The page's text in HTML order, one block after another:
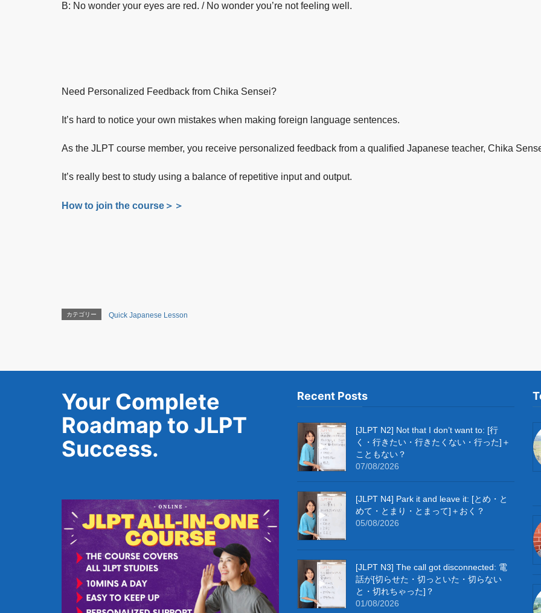
B: No wonder your eyes are red. / No wonder you’re not feeling well.
Need Personalized Feedback from Chika Sensei?
It’s hard to notice your own mistakes when making foreign language sentences.
As the JLPT course member, you receive personalized feedback from a qualified Japanese teacher, Chika
It’s really best to study using a balance of repetitive input and output.
How to join the course＞＞
カテゴリー Quick Japanese Lesson
Your Complete
Roadmap to JLPT
Success.
Recent Posts
[JLPT N2] Not that I don’t want to: [行
く・行きたい・行きたくない・行った]＋
こともない？
07/08/2026
[JLPT N4] Park it and leave it: [とめ・と
めて・とまり・とまって]＋おく？
05/08/2026
[JLPT N3] The call got disconnected: 電
話が[切らせた・切っといた・切らない
と・切れちゃった]？
01/08/2026